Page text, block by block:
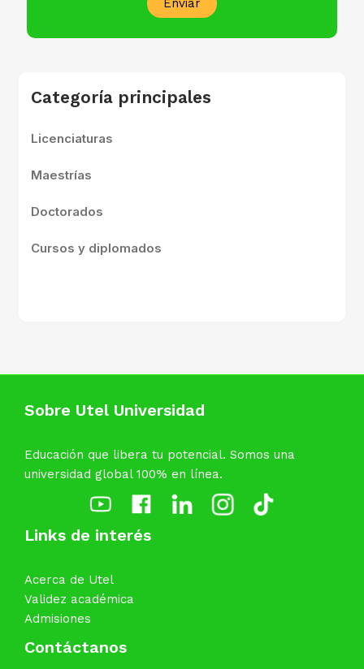
Enviar
Categoría principales
Licenciaturas
Maestrías
Doctorados
Cursos y diplomados
Sobre Utel Universidad
Educación que libera tu potencial. Somos una
universidad global 100% en línea.
Links de interés
Acerca de Utel
Validez académica
Admisiones
Contáctanos